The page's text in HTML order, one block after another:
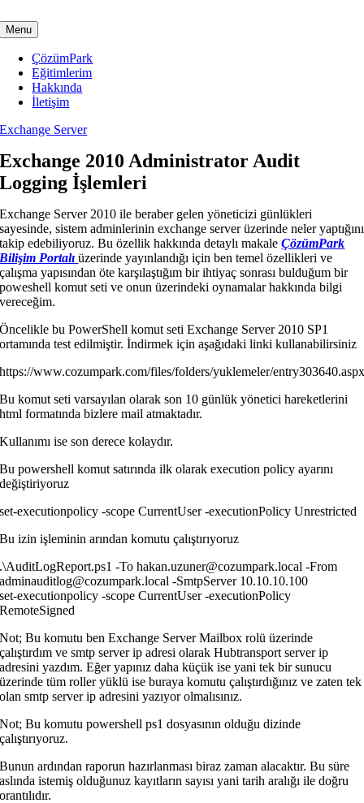
to
content
Menu
ÇözümPark
Eğitimlerim
Hakkında
İletişim
Exchange Server
Exchange 2010 Administrator Audit
Logging İşlemleri
Exchange Server 2010 ile beraber gelen yöneticizi günlükleri
sayesinde, sistem adminlerinin exchange server üzerinde neler yaptığını
takip edebiliyoruz. Bu özellik hakkında detaylı makaleÇözümPark
Bilişim Portalı üzerinde yayınlandığı için ben temel özellikleri ve
çalışma yapısından öte karşılaştığım bir ihtiyaç sonrası bulduğum bir
poweshell komut seti ve onun üzerindeki oynamalar hakkında bilgi
vereceğim.
Öncelikle bu PowerShell komut seti Exchange Server 2010 SP1
ortamında test edilmiştir. İndirmek için aşağıdaki linki kullanabilirsiniz
https://www.cozumpark.com/files/folders/yuklemeler/
Bu komut seti varsayılan olarak son 10 günlük yönetici hareketlerini
html formatında bizlere mail atmaktadır.
Kullanımı ise son derece kolaydır.
Bu powershell komut satırında ilk olarak execution policy ayarını
değiştiriyoruz
set-executionpolicy -scope CurrentUser -executionPolicy Unrestricted
Bu izin işleminin arından komutu çalıştırıyoruz
.\AuditLogReport.ps1 -To hakan.uzuner@cozumpark.local -From
adminauditlog@cozumpark.local -SmtpServer 10.10.10.100
set-executionpolicy -scope CurrentUser -executionPolicy
RemoteSigned
Not; Bu komutu ben Exchange Server Mailbox rolü üzerinde
çalıştırdım ve smtp server ip adresi olarak Hubtransport server ip
adresini yazdım. Eğer yapınız daha küçük ise yani tek bir sunucu
üzerinde tüm roller yüklü ise buraya komutu çalıştırdığınız ve zaten tek
olan smtp server ip adresini yazıyor olmalısınız.
Not; Bu komutu powershell ps1 dosyasının olduğu dizinde
çalıştırıyoruz.
Bunun ardından raporun hazırlanması biraz zaman alacaktır. Bu süre
aslında istemiş olduğunuz kayıtların sayısı yani tarih aralığı ile doğru
orantılıdır.